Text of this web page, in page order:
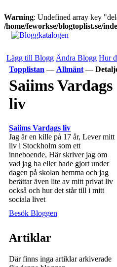
Warning: Undefined array key
/home/feworkse/blogtoplist.se/
Lägg till Blogg Ändra Blogg Hur
Topplistan — Allmänt —
Saiims Vardags
liv
Saiims Vardags liv
Jag är en kille på 17 år, Lever mitt
liv i Stockholm som ett
inneboende, Här skriver jag om
vad jag ha eller hade gjort under
dagen på skolan hemma och jag
berättar även lite av mitt privat liv
också och hur det står till i mitt
sociala livet
Besök Bloggen
Artiklar
Där finns inga artiklar arkiverade